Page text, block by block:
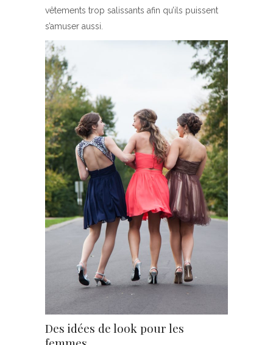
vêtements trop salissants afin qu’ils puissent
s’amuser aussi.
Des idées de look pour les